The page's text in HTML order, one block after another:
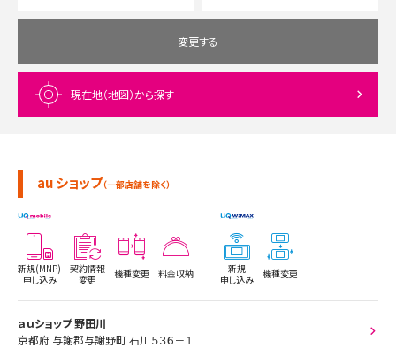
データチャージサイト
変更する
現在地（地図）から探す
au ショップ（一部店舗を除く）
新規(MNP)
申し込み
契約情報
変更
機種変更 料金収納
新規
申し込み
機種変更
ａｕショップ 野田川
京都府 与謝郡与謝野町 石川５３６－１